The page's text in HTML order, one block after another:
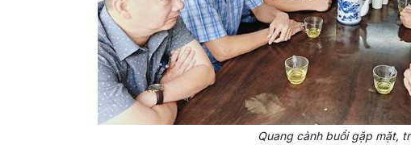
Quang cảnh buổi gặp mặt,